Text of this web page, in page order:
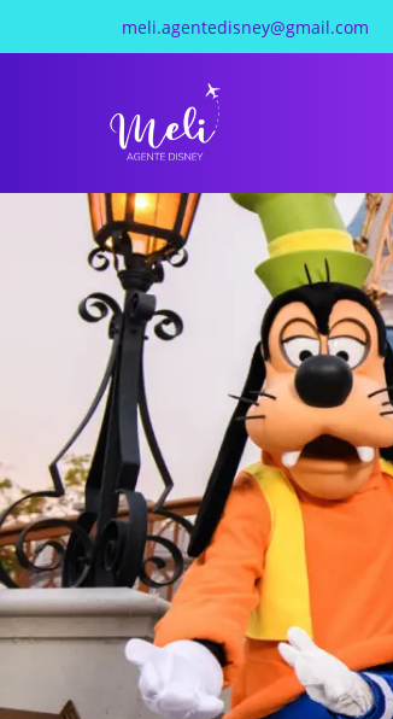
meli.agentedisney@gmail.com